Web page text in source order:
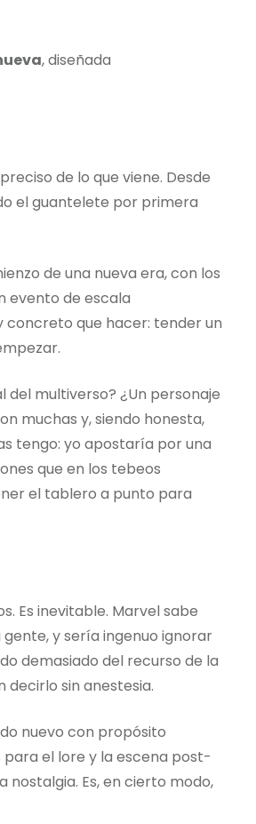
, diseñada
de lo que viene. Desde
el guantelete por primera
de una nueva era, con los
evento de escala
que hacer: tender un
multiverso? ¿Un personaje
muchas y, siendo honesta,
tengo: yo apostaría por una
que en los tebeos
el tablero a punto para
Es inevitable. Marvel sabe
y sería ingenuo ignorar
demasiado del recurso de la
sin anestesia.
nuevo con propósito
el lore y la escena post-
Es, en cierto modo,